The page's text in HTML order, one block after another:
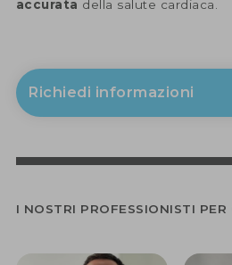
accurata della salute cardiaca.
Richiedi informazioni
I NOSTRI PROFESSIONISTI PER